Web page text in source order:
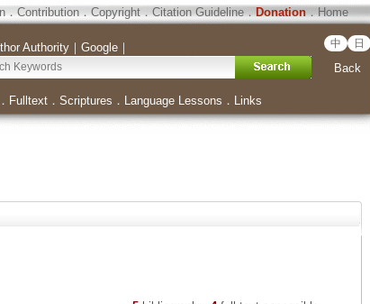
．Contribution．Copyright．Citation Guideline．Donation．Home
Authority｜ Google｜ 中 日
Back
Fulltext． Scriptures ． Language Lessons ． Links